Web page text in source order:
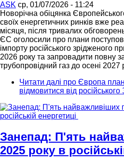
ASK ср, 01/07/2026 - 11:24
Новорічна обіцянка
своїх енергетичних ринків вже
місяця, після тривалих
ЄС оголосили про плани
імпорту російського зрідженого
2026 року та запровадити повну
трубопровідний газ до осені 2027
Читати далі про Європа
відмовитися від
Занепад: П'ять
2025 року в